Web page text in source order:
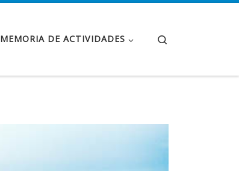
MEMORIA DE ACTIVIDADES